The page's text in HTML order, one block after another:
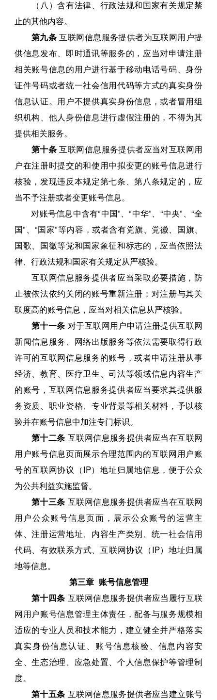
（八）含有法律、行政法规和国家有关规定禁
止的其他内容。
第九条互联网信息服务提供者为互联网用户提
供信息发布、即时通讯等服务的，应当对申请注册
相关账号信息的用户进行基于移动电话号码、身份
证件号码或者统一社会信用代码等方式的真实身份
信息认证。用户不提供真实身份信息，或者冒用组
织机构、他人身份信息进行虚假注册的，不得为其
提供相关服务。
第十条互联网信息服务提供者应当对互联网用
户在注册时提交的和使用中拟变更的账号信息进行
核验，发现违反本规定第七条、第八条规定的，应
当不予注册或者变更账号信息。
对账号信息中含有“中国”、“中华”、“中央”、“全
国”、“国家”等内容，或者含有党旗、党徽、国旗、
国歌、国徽等党和国家象征和标志的，应当依照法
律、行政法规和国家有关规定从严核验。
互联网信息服务提供者应当采取必要措施，防
止被依法依约关闭的账号重新注册；对注册与其关
联度高的账号信息，应当对相关信息从严核验。
第十一条 对于互联网用户申请注册提供互联网
新闻信息服务、网络出版服务等依法需要取得行政
许可的互联网信息服务的账号，或者申请注册从事
经济、教育、医疗卫生、司法等领域信息内容生产
的账号，互联网信息服务提供者应当要求其提供服
务资质、职业资格、专业背景等相关材料，予以核
验并在账号信息中加注专门标识。
第十二条 互联网信息服务提供者应当在互联网
用户账号信息页面展示合理范围内的互联网用户账
号的互联网协议（IP）地址归属地信息，便于公众
为公共利益实施监督。
第十三条 互联网信息服务提供者应当在互联网
用户公众账号信息页面，展示公众账号的运营主
体、注册运营地址、内容生产类别、统一社会信用
代码、有效联系方式、互联网协议（IP）地址归属
地等信息。
第三章 账号信息管理
第十四条 互联网信息服务提供者应当履行互联
网用户账号信息管理主体责任，配备与服务规模相
适应的专业人员和技术能力，建立健全并严格落实
真实身份信息认证、账号信息核验、信息内容安
全、生态治理、应急处置、个人信息保护等管理制
度。
第十五条 互联网信息服务提供者应当建立账号